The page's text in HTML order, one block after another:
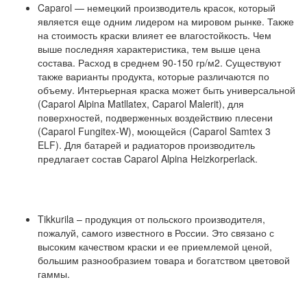
Caparol — немецкий производитель красок, который
является еще одним лидером на мировом рынке. Также
на стоимость краски влияет ее влагостойкость. Чем
выше последняя характеристика, тем выше цена
состава. Расход в среднем 90-150 гр/м2. Существуют
также варианты продукта, которые различаются по
объему. Интерьерная краска может быть универсальной
(Caparol Alpina Matllatex, Caparol Malerit), для
поверхностей, подверженных воздействию плесени
(Caparol Fungitex-W), моющейся (Caparol Samtex 3
ELF). Для батарей и радиаторов производитель
предлагает состав Caparol Alpina Heizkorperlack.
Tikkurila – продукция от польского производителя,
пожалуй, самого известного в России. Это связано с
высоким качеством краски и ее приемлемой ценой,
большим разнообразием товара и богатством цветовой
гаммы.